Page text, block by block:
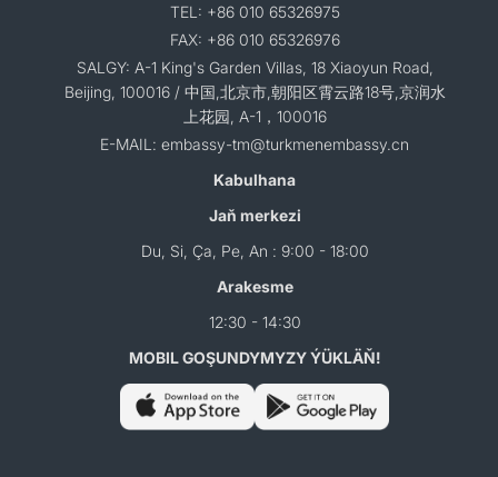
TEL: +86 010 65326975
FAX: +86 010 65326976
SALGY: A-1 King's Garden Villas, 18 Xiaoyun Road,
Beijing, 100016 / 中国,北京市,朝阳区霄云路18号,京润水
上花园, A-1，100016
E-MAIL: embassy-tm@turkmenembassy.cn
Kabulhana
Jaň merkezi
Du, Si, Ça, Pe, An : 9:00 - 18:00
Arakesme
12:30 - 14:30
MOBIL GOŞUNDYMYZY ÝÜKLÄŇ!